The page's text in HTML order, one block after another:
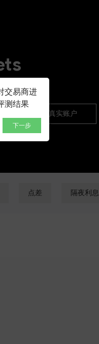
开通真实账户
点差 隔夜利息
交易商进
测结果
下一步